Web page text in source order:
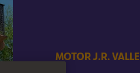
MOTOR J.R. VALLE